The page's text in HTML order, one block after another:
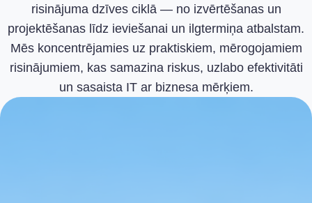
risinājuma dzīves ciklā — no izvērtēšanas un
projektēšanas līdz ieviešanai un ilgtermiņa atbalstam.
Mēs koncentrējamies uz praktiskiem, mērogojamiem
risinājumiem, kas samazina riskus, uzlabo efektivitāti
un sasaista IT ar biznesa mērķiem.